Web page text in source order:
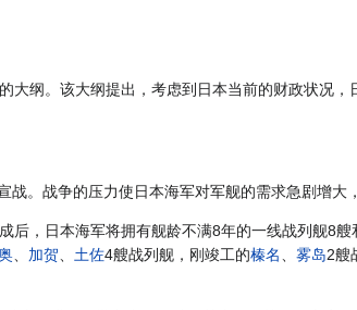
大纲。该大纲提出，考虑到日本当前的财政状况
。战争的压力使日本海军对军舰的需求急剧增大
后，日本海军将拥有舰龄不满8年的一线战列舰8
、 加贺、 土佐4艘战列舰，刚竣工的榛名、 雾岛2艘